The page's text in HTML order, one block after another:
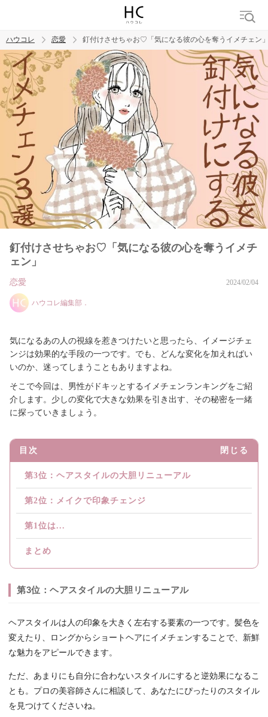
トレンド ワード
恋愛
ハウコレ 恋愛 釘付けさせちゃお♡「気になる彼の心を奪うイメチェン
釘付けさせちゃお♡「気になる彼の心を奪うイメチ
ェン」
恋愛 2024/02/04
ハウコレ編集部．
気になるあの人の視線を惹きつけたいと思ったら、イメージチェ
ンジは効果的な手段の一つです。でも、どんな変化を加えればい
いのか、迷ってしまうこともありますよね。
そこで今回は、男性がドキッとするイメチェンランキングをご紹
介します。少しの変化で大きな効果を引き出す、その秘密を一緒
に探っていきましょう。
目次 閉じる
第3位：ヘアスタイルの大胆リニューアル
第2位：メイクで印象チェンジ
第1位は...
まとめ
第3位：ヘアスタイルの大胆リニューアル
ヘアスタイルは人の印象を大きく左右する要素の一つです。髪色を
変えたり、ロングからショートヘアにイメチェンすることで、新鮮
な魅力をアピールできます。
ただ、あまりにも自分に合わないスタイルにすると逆効果になるこ
とも。プロの美容師さんに相談して、あなたにぴったりのスタイル
を見つけてくださいね。